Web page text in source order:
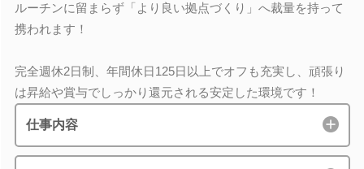
ルーチンに留まらず「より良い拠点づくり」へ裁量を持って
携われます！
完全週休2日制、年間休日125日以上でオフも充実し、頑張り
は昇給や賞与でしっかり還元される安定した環境です！
仕事内容